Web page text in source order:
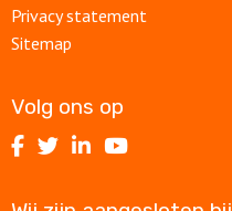
Privacy statement
Sitemap
Volg ons op
VolgVolgVolgVolg